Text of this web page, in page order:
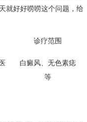
就好好唠唠这个问题，给
诊疗范围
白癜风、无色素痣
等